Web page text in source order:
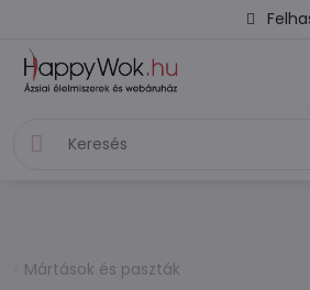
Mártások és paszták